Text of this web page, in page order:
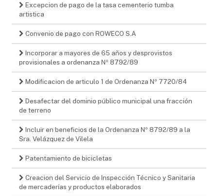
Excepcion de pago de la tasa cementerio tumba
artistica
Convenio de pago con ROWECO S.A
Incorporar a mayores de 65 años y desprovistos
provisionales a ordenanza Nº 8792/89
Modificacion de articulo 1 de Ordenanza Nº 7720/84
Desafectar del dominio público municipal una fracción
de terreno
Incluir en beneficios de la Ordenanza Nº 8792/89 a la
Sra. Velázquez de Vilela
Patentamiento de bicicletas
Creacion del Servicio de Inspección Técnico y Sanitaria
de mercaderías y productos elaborados